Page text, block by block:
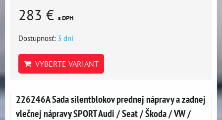
283 € s DPH
Dostupnosť: 3 dni
VYBERTE VARIANT
226246A Sada silentblokov prednej nápravy a zadnej
vlečnej nápravy SPORT Audi / Seat / Škoda / VW /